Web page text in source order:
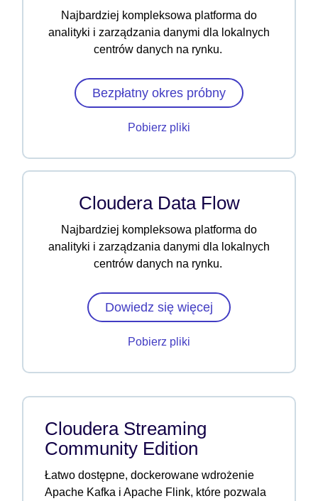
Najbardziej kompleksowa platforma do
analityki i zarządzania danymi dla lokalnych
centrów danych na rynku.
Bezpłatny okres próbny
Pobierz pliki
Cloudera Data Flow
Najbardziej kompleksowa platforma do
analityki i zarządzania danymi dla lokalnych
centrów danych na rynku.
Dowiedz się więcej
Pobierz pliki
Cloudera Streaming
Community Edition
Łatwo dostępne, dockerowane wdrożenie
Apache Kafka i Apache Flink, które pozwala